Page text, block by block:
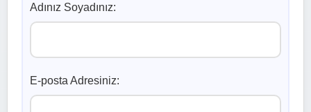
Adınız Soyadınız:
E-posta Adresiniz: